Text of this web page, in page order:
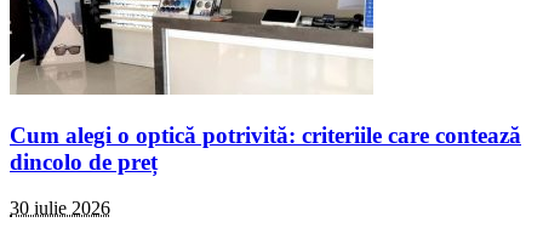
Cum alegi o optică potrivită: criteriile care contează
dincolo de preț
30 iulie 2026